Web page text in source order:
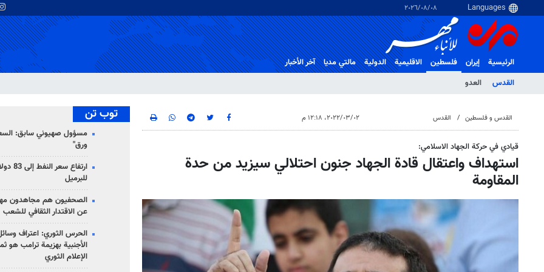
٠٨‏/٠٨‏/٢٠٢٦
الرئيسية إيران
فلسطین
القدس
العدو
الاقلیمیة الدولية مالتي مدیا آخر الأخبار
القدس و فلسطین القدس ٠٢‏/٠٣‏/٢٠٢٢، ١٢:١٨ م
قیادي في حركة الجهاد الاسلامي:
استهداف واعتقال قادة الجهاد جنون احتلالي سيزيد من حدة
المقاومة
توب تن
مسؤول صهيوني سابق:
ورق"
للبرميل
الصحفيون هم مجاهدون
عن الاقتدار الثقافي للشعب
الحرس الثوري: اعتراف
الأجنبية بهزيمة ترامب هو
الإعلام الثوري